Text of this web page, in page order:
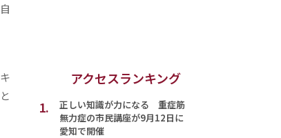
アクセスランキング
1.
正しい知識が力になる 重症筋
無力症の市民講座が9月12日に
愛知で開催